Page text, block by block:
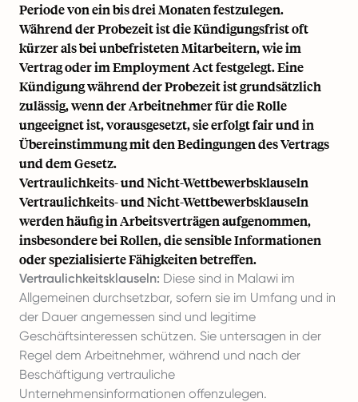
Periode von ein bis drei Monaten festzulegen.
Während der Probezeit ist die Kündigungsfrist oft
kürzer als bei unbefristeten Mitarbeitern, wie im
Vertrag oder im Employment Act festgelegt. Eine
Kündigung während der Probezeit ist grundsätzlich
zulässig, wenn der Arbeitnehmer für die Rolle
ungeeignet ist, vorausgesetzt, sie erfolgt fair und in
Übereinstimmung mit den Bedingungen des Vertrags
und dem Gesetz.
Vertraulichkeits- und Nicht-Wettbewerbsklauseln
Vertraulichkeits- und Nicht-Wettbewerbsklauseln
werden häufig in Arbeitsverträgen aufgenommen,
insbesondere bei Rollen, die sensible Informationen
oder spezialisierte Fähigkeiten betreffen.
Vertraulichkeitsklauseln: Diese sind in Malawi im
Allgemeinen durchsetzbar, sofern sie im Umfang und in
der Dauer angemessen sind und legitime
Geschäftsinteressen schützen. Sie untersagen in der
Regel dem Arbeitnehmer, während und nach der
Beschäftigung vertrauliche
Unternehmensinformationen offenzulegen.